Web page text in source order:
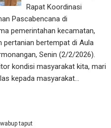
Rapat Koordinasi
Pascabencana di
pemerintahan kecamatan,
pertanian bertempat di Aula
Senin (2/2/2026).
kondisi masyarakat kita, mari
kepada masyarakat…
wabup taput